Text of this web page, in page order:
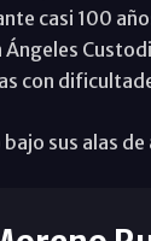
casi 100
con
sus alas